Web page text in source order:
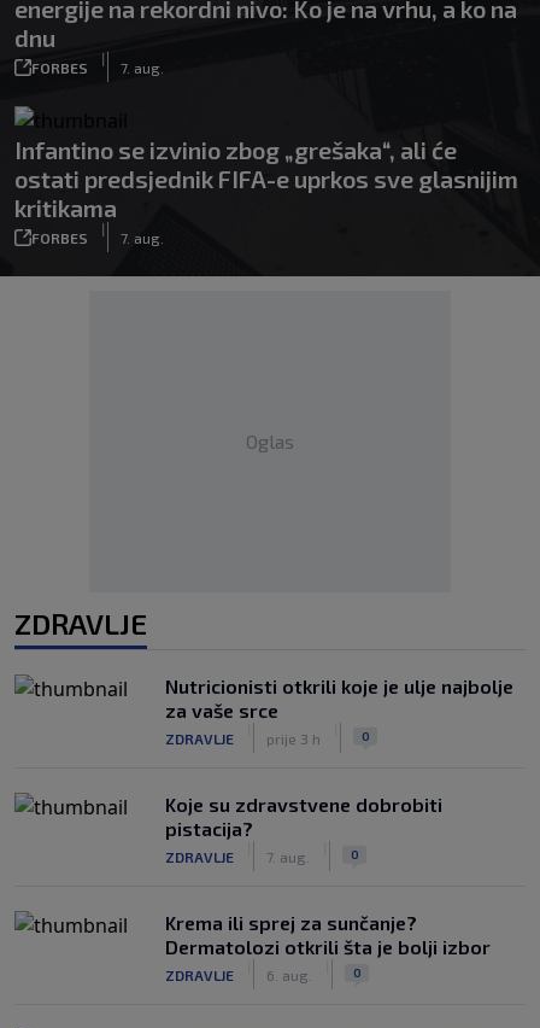
energije na rekordni nivo: Ko je na vrhu, a ko na
dnu
FORBES
|
7. aug.
Infantino se izvinio zbog „grešaka“, ali će
ostati predsjednik FIFA-e uprkos sve glasnijim
kritikama
FORBES
|
7. aug.
Oglas
ZDRAVLJE
Nutricionisti otkrili koje je ulje najbolje
za vaše srce
ZDRAVLJE prije 3 h 0
Koje su zdravstvene dobrobiti
pistacija?
ZDRAVLJE 7. aug. 0
Krema ili sprej za sunčanje?
Dermatolozi otkrili šta je bolji izbor
ZDRAVLJE 6. aug. 0